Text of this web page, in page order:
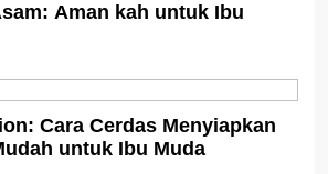
Aman kah untuk Ibu
Cara Cerdas Menyiapkan
untuk Ibu Muda